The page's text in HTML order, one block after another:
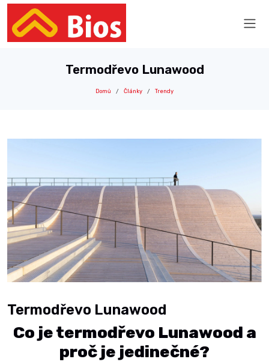
Termodřevo Lunawood
Domů Články Trendy
Termodřevo Lunawood
Co je termodřevo Lunawood a
proč je jedinečné?